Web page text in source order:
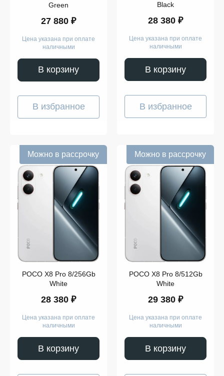
Green
27 880 ₽
Цена указана при оплате
наличными
В корзину
В избранное
Black
28 380 ₽
Цена указана при оплате
наличными
В корзину
В избранное
Можно в рассрочку
POCO X8 Pro 8/256Gb
White
28 380 ₽
Цена указана при оплате
наличными
В корзину
Можно в рассрочку
POCO X8 Pro 8/512Gb
White
29 380 ₽
Цена указана при оплате
наличными
В корзину